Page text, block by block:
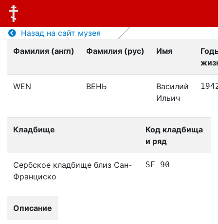
Назад на сайт музея
Фамилия (англ)
Фамилия (рус) Имя
WEN ВЕНЬ
Василий
Ильич
Кладбище
Код кладбища
и ряд
Сербское кладбище близ Сан-
Франциско
SF 90
Описание